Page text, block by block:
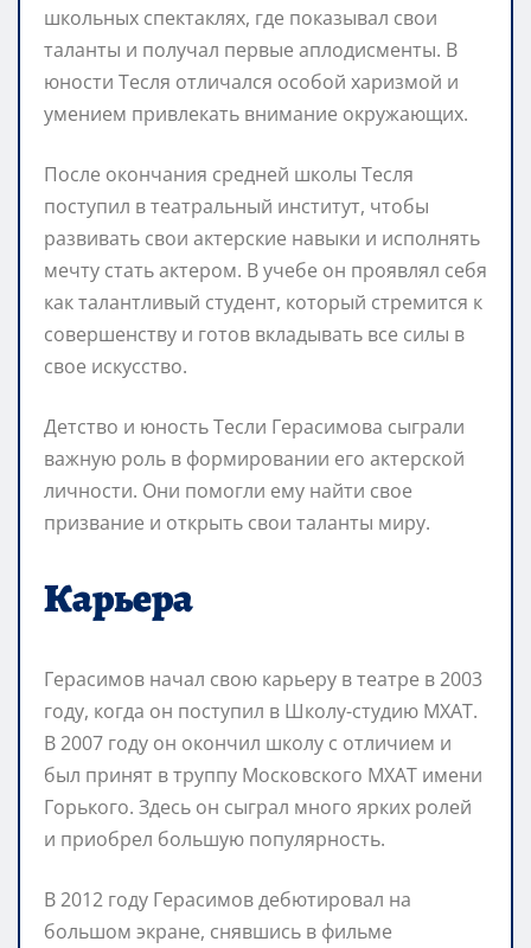
школьных спектаклях, где показывал свои
таланты и получал первые аплодисменты. В
юности Тесля отличался особой харизмой и
умением привлекать внимание окружающих.
После окончания средней школы Тесля
поступил в театральный институт, чтобы
развивать свои актерские навыки и исполнять
мечту стать актером. В учебе он проявлял себя
как талантливый студент, который стремится к
совершенству и готов вкладывать все силы в
свое искусство.
Детство и юность Тесли Герасимова сыграли
важную роль в формировании его актерской
личности. Они помогли ему найти свое
призвание и открыть свои таланты миру.
Карьера
Герасимов начал свою карьеру в театре в 2003
году, когда он поступил в Школу-студию МХАТ.
В 2007 году он окончил школу с отличием и
был принят в труппу Московского МХАТ имени
Горького. Здесь он сыграл много ярких ролей
и приобрел большую популярность.
В 2012 году Герасимов дебютировал на
большом экране, снявшись в фильме